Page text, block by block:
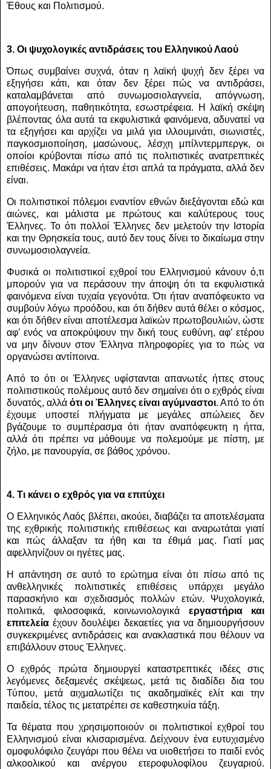
Έθους και Πολιτισμού.
3. Οι ψυχολογικές αντιδράσεις του Ελληνικού Λαού
Όπως συμβαίνει συχνά, όταν η λαϊκή ψυχή δεν ξέρει να
εξηγήσει κάτι, και όταν δεν ξέρει πώς να αντιδράσει,
καταλαμβάνεται από συνωμοσιολαγνεία, απόγνωση,
απογοήτευση, παθητικότητα, εσωστρέφεια. Η λαϊκή σκέψη
βλέποντας όλα αυτά τα εκφυλιστικά φαινόμενα, αδυνατεί να
τα εξηγήσει και αρχίζει να μιλά για ιλλουμινάτι, σιωνιστές,
παγκοσμιοποίηση, μασώνους, λέσχη μπίλντερμπεργκ, οι
οποίοι κρύβονται πίσω από τις πολιτιστικές ανατρεπτικές
επιθέσεις. Μακάρι να ήταν έτσι απλά τα πράγματα, αλλά δεν
είναι.
Οι πολιτιστικοί πόλεμοι εναντίον εθνών διεξάγονται εδώ και
αιώνες, και μάλιστα με πρώτους και καλύτερους τους
Έλληνες. Το ότι πολλοί Έλληνες δεν μελετούν την Ιστορία
και την Θρησκεία τους, αυτό δεν τους δίνει το δικαίωμα στην
συνωμοσιολαγνεία.
Φυσικά οι πολιτιστικοί εχθροί του Ελληνισμού κάνουν ό,τι
μπορούν για να περάσουν την άποψη ότι τα εκφυλιστικά
φαινόμενα είναι τυχαία γεγονότα. Ότι ήταν αναπόφευκτο να
συμβούν λόγω προόδου, και ότι δήθεν αυτά θέλει ο κόσμος,
και ότι δήθεν είναι αποτέλεσμα λαϊκών πρωτοβουλιών, ώστε
αφ’ ενός να αποκρύψουν την δική τους ευθύνη, αφ’ ετέρου
να μην δίνουν στον Έλληνα πληροφορίες για το πώς να
οργανώσει αντίποινα.
Από το ότι οι Έλληνες υφίστανται απανωτές ήττες στους
πολιτιστικούς πολέμους αυτό δεν σημαίνει ότι ο εχθρός είναι
δυνατός, αλλά ότι οι Έλληνες είναι αγύμναστοι. Από το ότι
έχουμε υποστεί πλήγματα με μεγάλες απώλειες δεν
βγάζουμε το συμπέρασμα ότι ήταν αναπόφευκτη η ήττα,
αλλά ότι πρέπει να μάθουμε να πολεμούμε με πίστη, με
ζήλο, με πανουργία, σε βάθος χρόνου.
4. Τι κάνει ο εχθρός για να επιτύχει
Ο Ελληνικός Λαός βλέπει, ακούει, διαβάζει τα αποτελέσματα
της εχθρικής πολιτιστικής επιθέσεως και αναρωτάται γιατί
και πώς άλλαξαν τα ήθη και τα έθιμά μας. Γιατί μας
αφελληνίζουν οι ηγέτες μας.
Η απάντηση σε αυτό το ερώτημα είναι ότι πίσω από τις
ανθελληνικές πολιτιστικές επιθέσεις υπάρχει μεγάλο
παρασκήνιο και σχεδιασμός πολλών ετών. Ψυχολογικά,
πολιτικά, φιλοσοφικά, κοινωνιολογικά εργαστήρια και
επιτελεία έχουν δουλέψει δεκαετίες για να δημιουργήσουν
συγκεκριμένες αντιδράσεις και ανακλαστικά που θέλουν να
επιβάλλουν στους Έλληνες.
Ο εχθρός πρώτα δημιουργεί καταστρεπτικές ιδέες στις
λεγόμενες δεξαμενές σκέψεως, μετά τις διαδίδει δια του
Τύπου, μετά αιχμαλωτίζει τις ακαδημαϊκές ελίτ και την
παιδεία, τέλος τις μετατρέπει σε καθεστηκυία τάξη.
Τα θέματα που χρησιμοποιούν οι πολιτιστικοί εχθροί του
Ελληνισμού είναι κλισαρισμένα. Δείχνουν ένα ευτυχισμένο
ομοφυλόφιλο ζευγάρι που θέλει να υιοθετήσει το παιδί ενός
αλκοολικού και ανέργου ετεροφυλοφίλου ζευγαριού.